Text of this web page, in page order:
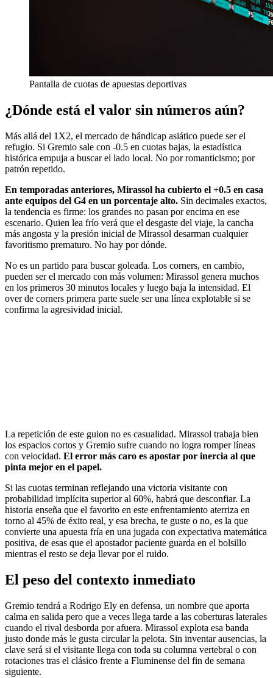
Pantalla de cuotas de apuestas deportivas
¿Dónde está el valor sin números aún?
Más allá del 1X2, el mercado de hándicap asiático puede ser el
refugio. Si Gremio sale con -0.5 en cuotas bajas, la estadística
histórica empuja a buscar el lado local. No por romanticismo; por
patrón repetido.
En temporadas anteriores, Mirassol ha cubierto el +0.5 en casa
ante equipos del G4 en un porcentaje alto. Sin decimales exactos,
la tendencia es firme: los grandes no pasan por encima en ese
escenario. Quien lea frío verá que el desgaste del viaje, la cancha
más angosta y la presión inicial de Mirassol desarman cualquier
favoritismo prematuro. No hay por dónde.
No es un partido para buscar goleada. Los corners, en cambio,
pueden ser el mercado con más volumen: Mirassol genera muchos
en los primeros 30 minutos locales y luego baja la intensidad. El
over de corners primera parte suele ser una línea explotable si se
confirma la agresividad inicial.
La repetición de este guion no es casualidad. Mirassol trabaja bien
los espacios cortos y Gremio sufre cuando no logra romper líneas
con velocidad. El error más caro es apostar por inercia al que
pinta mejor en el papel.
Si las cuotas terminan reflejando una victoria visitante con
probabilidad implícita superior al 60%, habrá que desconfiar. La
historia enseña que el favorito en este enfrentamiento aterriza en
torno al 45% de éxito real, y esa brecha, te guste o no, es la que
convierte una apuesta fría en una jugada con expectativa matemática
positiva, de esas que el apostador paciente guarda en el bolsillo
mientras el resto se deja llevar por el ruido.
El peso del contexto inmediato
Gremio tendrá a Rodrigo Ely en defensa, un nombre que aporta
calma en salida pero que a veces llega tarde a las coberturas laterales
cuando el rival desborda por afuera. Mirassol explota esa banda
justo donde más le gusta circular la pelota. Sin inventar ausencias, la
clave será si el visitante llega con toda su columna vertebral o con
rotaciones tras el clásico frente a Fluminense del fin de semana
siguiente.